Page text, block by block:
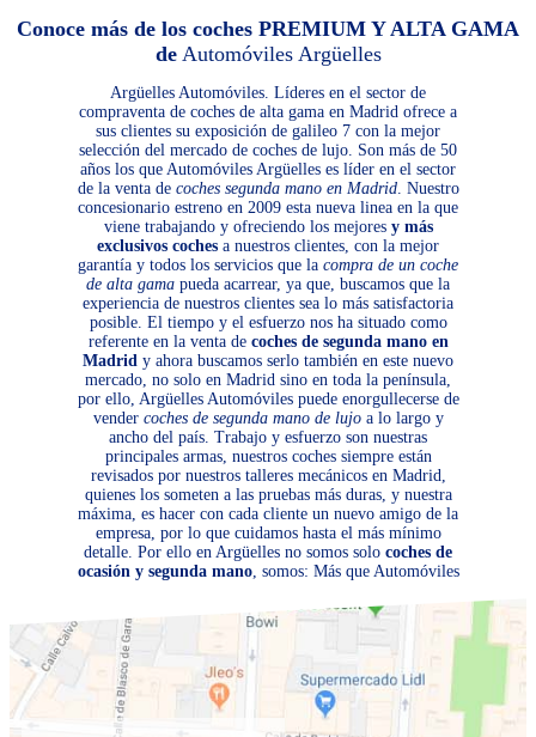
Conoce más de los coches PREMIUM Y ALTA GAMA
deAutomóviles Argüelles
Argüelles Automóviles. Líderes en el sector de
compraventa de coches de alta gama en Madrid ofrece a
sus clientes su exposición de galileo 7 con la mejor
selección del mercado de coches de lujo. Son más de 50
años los que Automóviles Argüelles es líder en el sector
de la venta de coches segunda mano en Madrid. Nuestro
concesionario estreno en 2009 esta nueva linea en la que
viene trabajando y ofreciendo los mejores y más
exclusivos coches a nuestros clientes, con la mejor
garantía y todos los servicios que la compra de un coche
de alta gama pueda acarrear, ya que, buscamos que la
experiencia de nuestros clientes sea lo más satisfactoria
posible. El tiempo y el esfuerzo nos ha situado como
referente en la venta de coches de segunda mano en
Madrid y ahora buscamos serlo también en este nuevo
mercado, no solo en Madrid sino en toda la península,
por ello, Argüelles Automóviles puede enorgullecerse de
vender coches de segunda mano de lujoa lo largo y
ancho del país. Trabajo y esfuerzo son nuestras
principales armas, nuestros coches siempre están
revisados por nuestros talleres mecánicos en Madrid,
quienes los someten a las pruebas más duras, y nuestra
máxima, es hacer con cada cliente un nuevo amigo de la
empresa, por lo que cuidamos hasta el más mínimo
detalle. Por ello en Argüelles no somos solo coches de
ocasión y segunda mano, somos: Más que Automóviles